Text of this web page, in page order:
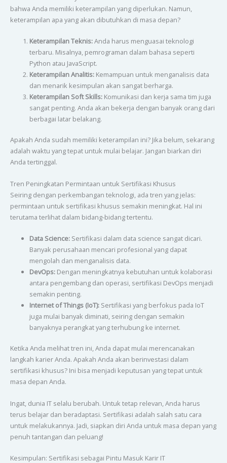
bahwa Anda memiliki keterampilan yang diperlukan. Namun,
keterampilan apa yang akan dibutuhkan di masa depan?
Keterampilan Teknis:Anda harus menguasai teknologi
terbaru. Misalnya, pemrograman dalam bahasa seperti
Python atau JavaScript.
Keterampilan Analitis:Kemampuan untuk menganalisis data
dan menarik kesimpulan akan sangat berharga.
Keterampilan Soft Skills:Komunikasi dan kerja sama tim juga
sangat penting. Anda akan bekerja dengan banyak orang dari
berbagai latar belakang.
Apakah Anda sudah memiliki keterampilan ini? Jika belum, sekarang
adalah waktu yang tepat untuk mulai belajar. Jangan biarkan diri
Anda tertinggal.
Tren Peningkatan Permintaan untuk Sertifikasi Khusus
Seiring dengan perkembangan teknologi, ada tren yang jelas:
permintaan untuk sertifikasi khusus semakin meningkat. Hal ini
terutama terlihat dalam bidang-bidang tertentu.
Data Science:Sertifikasi dalam data science sangat dicari.
Banyak perusahaan mencari profesional yang dapat
mengolah dan menganalisis data.
DevOps:Dengan meningkatnya kebutuhan untuk kolaborasi
antara pengembang dan operasi, sertifikasi DevOps menjadi
semakin penting.
Internet of Things (IoT):Sertifikasi yang berfokus pada IoT
juga mulai banyak diminati, seiring dengan semakin
banyaknya perangkat yang terhubung ke internet.
Ketika Anda melihat tren ini, Anda dapat mulai merencanakan
langkah karier Anda. Apakah Anda akan berinvestasi dalam
sertifikasi khusus? Ini bisa menjadi keputusan yang tepat untuk
masa depan Anda.
Ingat, dunia IT selalu berubah. Untuk tetap relevan, Anda harus
terus belajar dan beradaptasi. Sertifikasi adalah salah satu cara
untuk melakukannya. Jadi, siapkan diri Anda untuk masa depan yang
penuh tantangan dan peluang!
Kesimpulan: Sertifikasi sebagai Pintu Masuk Karir IT